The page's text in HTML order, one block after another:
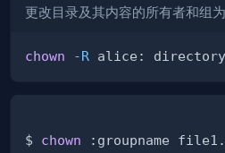
更改目录及其内容的所有者和组为
chown -R
$ chown